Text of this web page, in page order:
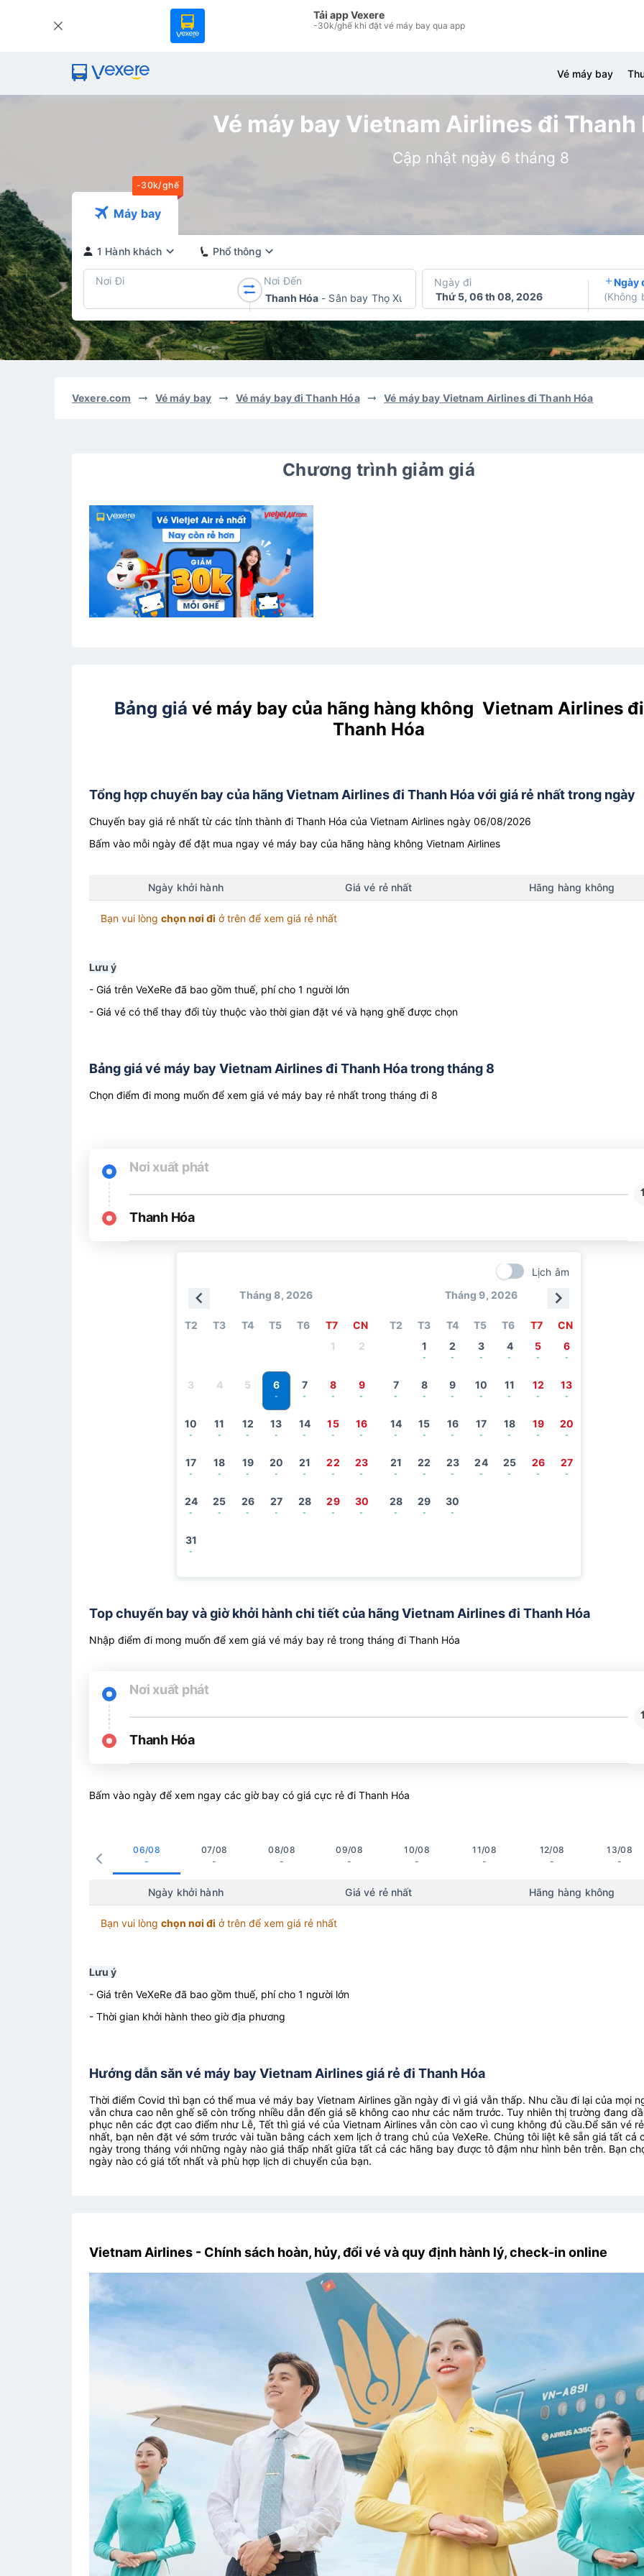
Tải app Vexere
-30k/ghế khi đặt vé máy bay qua app
Vé máy bay
Vé máy bay Vietnam Airlines đi Thanh
Cập nhật ngày 6 tháng 8
-30k/ghế
Máy bay
1 Hành khách Phổ thông
Nơi Đi
Nơi Đến
Thanh Hóa - Sân bay Thọ Xuân
Ngày đi
Thứ 5, 06 th 08, 2026
Ngày
(Không
Vexere.com Vé máy bay Vé máy bay đi Thanh Hóa Vé máy bay Vietnam Airlines đi Thanh Hóa
Chương trình giảm giá
Bảng giá vé máy bay của hãng hàng không Vietnam Airlines đi
Thanh Hóa
Tổng hợp chuyến bay của hãng Vietnam Airlines đi Thanh Hóa với giá rẻ nhất trong ngày
Chuyến bay giá rẻ nhất từ các tỉnh thành đi Thanh Hóa của Vietnam Airlines ngày 06/08/2026
Bấm vào mỗi ngày để đặt mua ngay vé máy bay của hãng hàng không Vietnam Airlines
Ngày khởi hành Giá vé rẻ nhất Hãng hàng không
Bạn vui lòng chọn nơi đi ở trên để xem giá rẻ nhất
Lưu ý
- Giá trên VeXeRe đã bao gồm thuế, phí cho 1 người lớn
- Giá vé có thể thay đổi tùy thuộc vào thời gian đặt vé và hạng ghế được chọn
Bảng giá vé máy bay Vietnam Airlines đi Thanh Hóa trong tháng 8
Chọn điểm đi mong muốn để xem giá vé máy bay rẻ nhất trong tháng đi 8
Nơi xuất phát
Thanh Hóa
Lịch âm
Tháng 8, 2026
T2 T3 T4 T5 T6 T7
CN
1
2
3 4 5 6
-
7
-
8
-
9
-
10
-
11
-
12
-
13
-
14
-
15
-
16
-
17
-
18
-
19
-
20
-
21
-
22
-
23
-
24
-
25
-
26
-
27
-
28
-
29
-
30
-
31
-
Tháng 9, 2026
T2 T3 T4 T5 T6 T7
CN
1
-
2
-
3
-
4
-
5
-
6
-
7
-
8
-
9
-
10
-
11
-
12
-
13
-
14
-
15
-
16
-
17
-
18
-
19
-
20
-
21
-
22
-
23
-
24
-
25
-
26
-
27
-
28
-
29
-
30
-
Top chuyến bay và giờ khởi hành chi tiết của hãng Vietnam Airlines đi Thanh Hóa
Nhập điểm đi mong muốn để xem giá vé máy bay rẻ trong tháng đi Thanh Hóa
Nơi xuất phát
Thanh Hóa
Bấm vào ngày để xem ngay các giờ bay có giá cực rẻ đi Thanh Hóa
06/08
-
07/08
-
08/08
-
09/08
-
10/08
-
11/08
-
12/08
-
13/08
-
Ngày khởi hành Giá vé rẻ nhất Hãng hàng không
Bạn vui lòng chọn nơi đi ở trên để xem giá rẻ nhất
Lưu ý
- Giá trên VeXeRe đã bao gồm thuế, phí cho 1 người lớn
- Thời gian khởi hành theo giờ địa phương
Hướng dẫn săn vé máy bay Vietnam Airlines giá rẻ đi Thanh Hóa
Thời điểm Covid thì bạn có thể mua vé máy bay Vietnam Airlines gần ngày đi vì giá vẫn thấp. Nhu cầu đi lại của mọi
vẫn chưa cao nên ghế sẽ còn trống nhiều dẫn đến giá sẽ không cao như các năm trước. Tuy nhiên thị trường đang
phục nên các đợt cao điểm như Lễ, Tết thì giá vé của Vietnam Airlines vẫn còn cao vì cung không đủ cầu.Để săn vé rẻ
nhất, bạn nên đặt vé sớm trước vài tuần bằng cách xem lịch ở trang chủ của VeXeRe. Chúng tôi liệt kê sẵn giá tất cả
ngày trong tháng với những ngày nào giá thấp nhất giữa tất cả các hãng bay được tô đậm như hình bên trên. Bạn
ngày nào có giá tốt nhất và phù hợp lịch di chuyển của bạn.
Vietnam Airlines - Chính sách hoàn, hủy, đổi vé và quy định hành lý, check-in online